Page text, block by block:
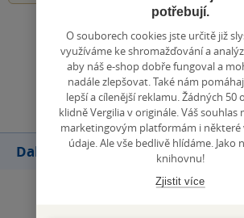
Zobrazit všechna
Přidat
Další knihy autora
potřebují.
O souborech cookies jste určitě již
využíváme ke shromažďování a
aby náš e-shop dobře fungoval a
nadále zlepšovat. Také nám
lepší a cílenější reklamu. Žádných 50
klidně Vergilia v originále. Váš souhlas
marketingovým platformám i některé
údaje. Ale vše bedlivě hlídáme. Jako
knihovnu!
Zjistit více